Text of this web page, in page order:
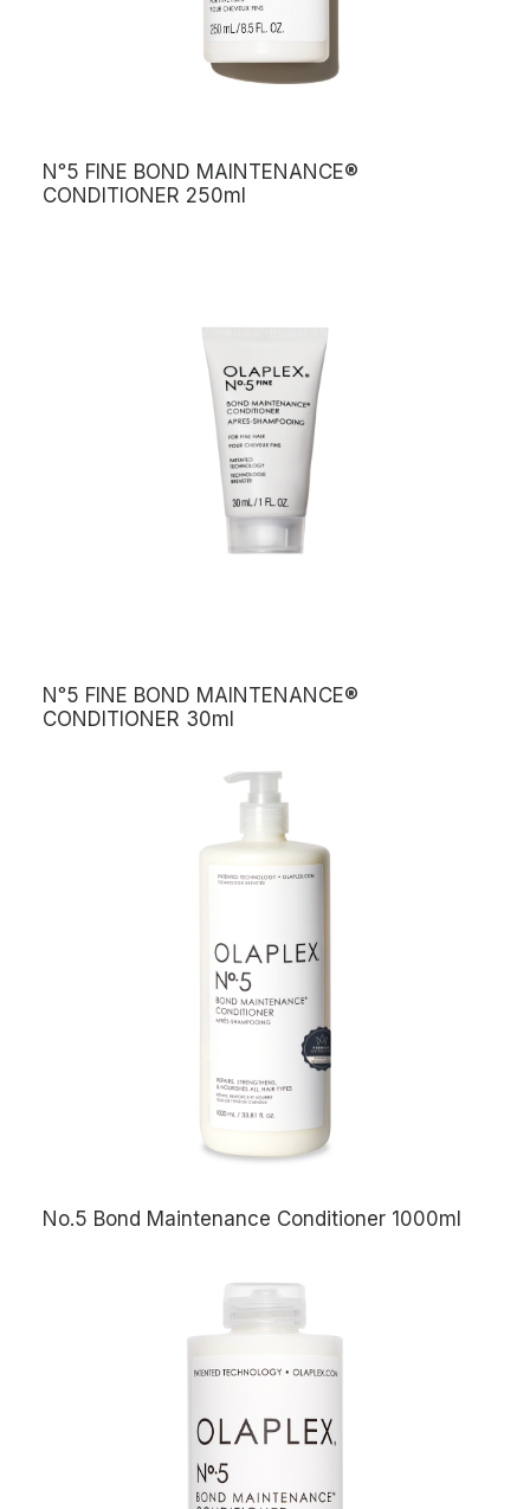
Nᵒ5 FINE BOND MAINTENANCE®
CONDITIONER 250ml
Nᵒ5 FINE BOND MAINTENANCE®
CONDITIONER 30ml
No.5 Bond Maintenance Conditioner 1000ml